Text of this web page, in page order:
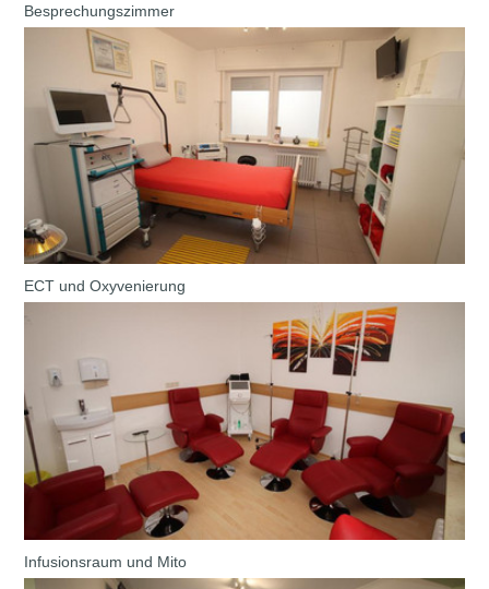
Besprechungszimmer
ECT und Oxyvenierung
Infusionsraum und Mito